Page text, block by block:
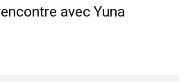
avec Yuna